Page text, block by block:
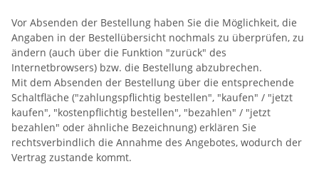
Vor Absenden der Bestellung haben Sie die Möglichkeit, die
Angaben in der Bestellübersicht nochmals zu überprüfen, zu
ändern (auch über die Funktion "zurück" des
Internetbrowsers) bzw. die Bestellung abzubrechen.
Mit dem Absenden der Bestellung über die entsprechende
Schaltfläche ("zahlungspflichtig bestellen", "kaufen" / "jetzt
kaufen", "kostenpflichtig bestellen", "bezahlen" / "jetzt
bezahlen" oder ähnliche Bezeichnung) erklären Sie
rechtsverbindlich die Annahme des Angebotes, wodurch der
Vertrag zustande kommt.